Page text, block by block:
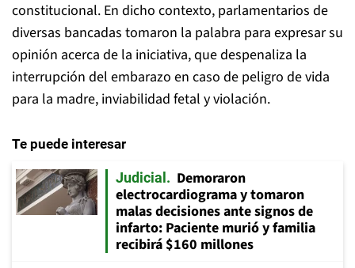
constitucional. En dicho contexto, parlamentarios de
diversas bancadas tomaron la palabra para expresar su
opinión acerca de la iniciativa, que despenaliza la
interrupción del embarazo en caso de peligro de vida
para la madre, inviabilidad fetal y violación.
Te puede interesar
Judicial
Demoraron
electrocardiograma y tomaron
malas decisiones ante signos de
infarto: Paciente murió y familia
recibirá $160 millones